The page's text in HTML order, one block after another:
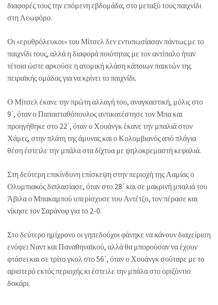
διαφορές τους την επόμενη εβδομάδα, στο μεταξύ τους παιχνίδι
στη Λεωφόρο.
Οι «ερυθρόλευκοι» του Μίτσελ δεν εντυπωσίασαν πάντως με το
παιχνίδι τους, αλλά η διαφορά ποιότητας με τον αντίπαλο ήταν
τέτοια ώστε αρκούσε η ατομική κλάση κάποιων παικτών της
πειραϊκής ομάδας για να κρίνει το παιχνίδι.
Ο Μίτσελ έκανε την πρώτη αλλαγή του, αναγκαστική, μόλις στο
9΄, όταν ο Παπασταθόπουλος αντικατέστησε τον Μπα και
προηγήθηκε στο 22΄, όταν ο Χουάνγκ έκανε την μπαλιά στον
Χάμες, στην πλάτη της άμυνας και ο Κολομβιανός από πλάγια
θέση έστειλε την μπάλα στα δίχτυα με ψηλοκρεμαστή κεφαλιά.
Στη δεύτερη επικίνδυνη επίσκεψη στην περιοχή της Λαμίας ο
Ολυμπιακός διπλασίασε, όταν στο 28΄ και σε μακρινή μπαλιά του
Άβιλα ο Μπακαμπού υπερίσχυσε του Αντέτζο, τον πέρασε και
νίκησε τον Σαράνοφ για το 2-0.
Στο δεύτερο ημίχρονο οι γηπεδούχοι φάνηκε να κάνουν διαχείριση
ενόψει Ναντ και Παναθηναϊκού, αλλά θα μπορούσαν να έχουν
φτάσει και σε τρίτο γκολ στο 56΄, όταν ο Χουάνγκ σούταρε με το
αριστερό εκτός περιοχής κι έστειλε την μπάλα στο οριζόντιο
δοκάρι.